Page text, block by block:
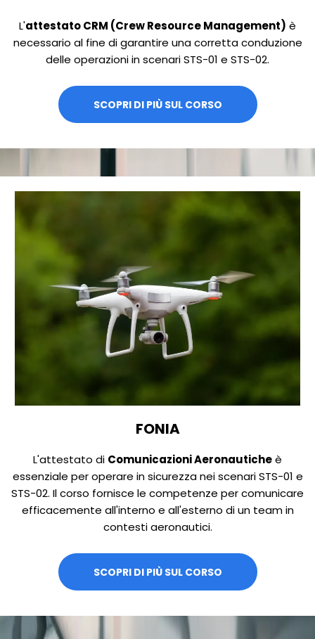
L'attestato CRM (Crew Resource Management) è
necessario al fine di garantire una corretta conduzione
delle operazioni in scenari STS-01 e STS-02.
SCOPRI DI PIÙ SUL CORSO
FONIA
L'attestato di Comunicazioni Aeronauticheè
essenziale per operare in sicurezza nei scenari STS-01 e
STS-02. Il corso fornisce le competenze per comunicare
efficacemente all'interno e all'esterno di un team in
contesti aeronautici.
SCOPRI DI PIÙ SUL CORSO